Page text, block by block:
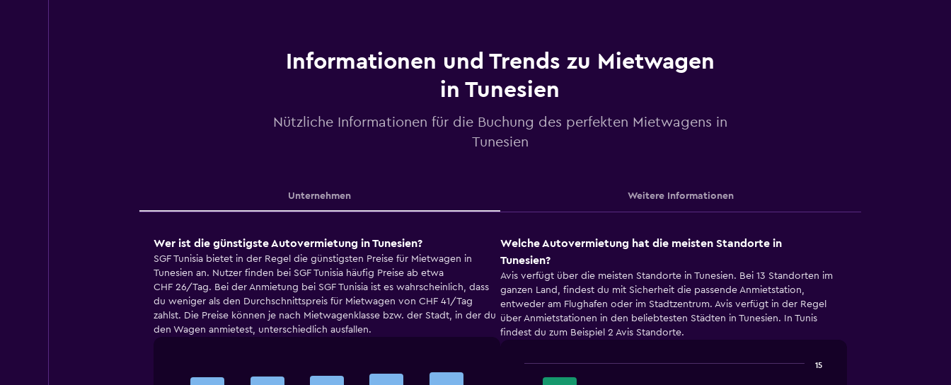
Informationen und Trends zu Mietwagen
in Tunesien
Nützliche Informationen für die Buchung des perfekten Mietwagens in
Tunesien
Unternehmen Weitere Informationen
Wer ist die günstigste Autovermietung in Tunesien?
SGF Tunisia bietet in der Regel die günstigsten Preise für Mietwagen in
Tunesien an. Nutzer finden bei SGF Tunisia häufig Preise ab etwa
CHF 26/Tag. Bei der Anmietung bei SGF Tunisia ist es wahrscheinlich, dass
du weniger als den Durchschnittspreis für Mietwagen von CHF 41/Tag
zahlst. Die Preise können je nach Mietwagenklasse bzw. der Stadt, in der du
den Wagen anmietest, unterschiedlich ausfallen.
Welche Autovermietung hat die meisten Standorte in
Tunesien?
Avis verfügt über die meisten Standorte in Tunesien. Bei 13 Standorten im
ganzen Land, findest du mit Sicherheit die passende Anmietstation,
entweder am Flughafen oder im Stadtzentrum. Avis verfügt in der Regel
über Anmietstationen in den beliebtesten Städten in Tunesien. In Tunis
findest du zum Beispiel 2 Avis Standorte.
15